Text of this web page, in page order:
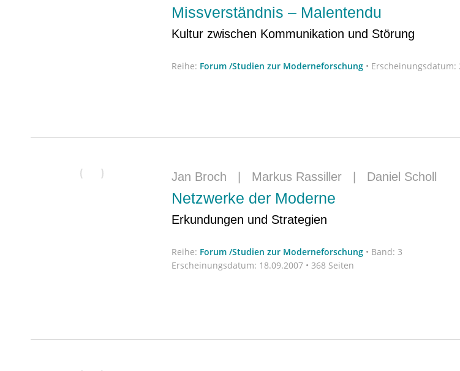
Missverständnis – Malentendu
Kultur zwischen Kommunikation und Störung
Reihe: Forum /Studien zur Moderneforschung • Erscheinungsdatum:
Jan Broch Markus Rassiller Daniel Scholl
Netzwerke der Moderne
Erkundungen und Strategien
Reihe: Forum /Studien zur Moderneforschung • Band: 3
Erscheinungsdatum: 18.09.2007 • 368 Seiten